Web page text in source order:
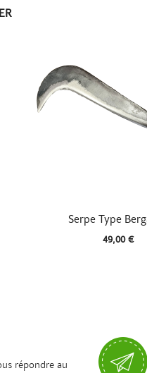
Aperçu
Serpe Type
49,00 €
répondre au